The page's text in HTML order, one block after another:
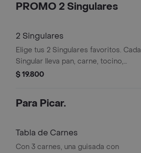
PROMO 2 Singulares
2 Singulares
Elige tus 2 Singulares favoritos. Cada
Singular lleva pan, carne, tocino,
lechuga, guacamole y salsa.
$ 19.800
Para Picar.
Tabla de Carnes
Con 3 carnes, una guisada con